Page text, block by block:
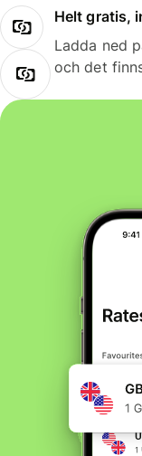
Helt gratis,
Ladda ned
och det